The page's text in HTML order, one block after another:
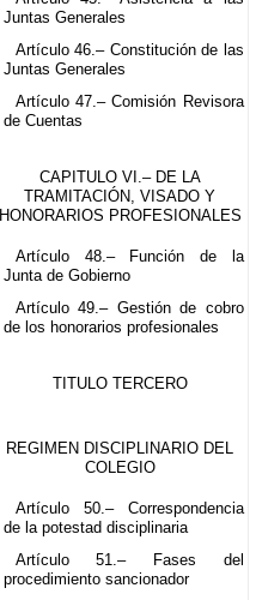
Juntas Generales
Artículo 46.– Constitución de las
Juntas Generales
Artículo 47.– Comisión Revisora
de Cuentas
CAPITULO VI.– DE LA
TRAMITACIÓN, VISADO Y
HONORARIOS PROFESIONALES
Artículo 48.– Función de la
Junta de Gobierno
Artículo 49.– Gestión de cobro
de los honorarios profesionales
TITULO TERCERO
REGIMEN DISCIPLINARIO DEL
COLEGIO
Artículo 50.– Correspondencia
de la potestad disciplinaria
Artículo 51.– Fases del
procedimiento sancionador